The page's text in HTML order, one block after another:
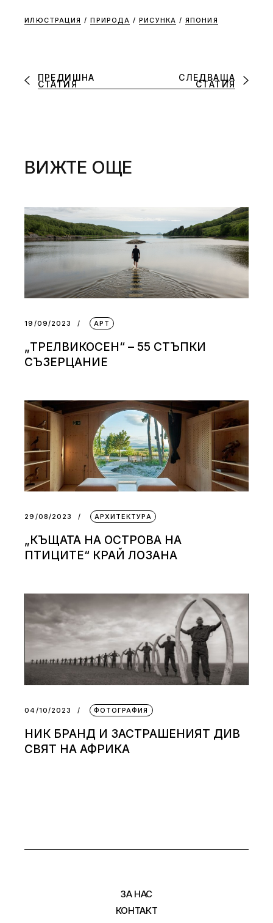
ИЛЮСТРАЦИЯ / ПРИРОДА / РИСУНКА / ЯПОНИЯ
ПРЕДИШНА
СТАТИЯ
СЛЕДВАЩА
СТАТИЯ
ВИЖТЕ ОЩЕ
19/09/2023 АРТ
„ТРЕЛВИКОСЕН“ – 55 СТЪПКИ
СЪЗЕРЦАНИЕ
29/08/2023 АРХИТЕКТУРА
„КЪЩАТА НА ОСТРОВА НА
ПТИЦИТЕ“ КРАЙ ЛОЗАНА
04/10/2023 ФОТОГРАФИЯ
НИК БРАНД И ЗАСТРАШЕНИЯТ ДИВ
СВЯТ НА АФРИКА
ЗА НАС
КОНТАКТ